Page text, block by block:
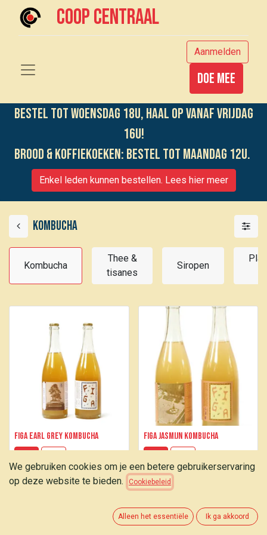
Coop centraal
Aanmelden
Doe mee
Bestel tot woensdag 18u, haal op vanaf vrijdag
16u!
Brood & koffiekoeken: bestel tot maandag 12u.
Enkel leden kunnen bestellen. Lees hier meer
Kombucha
Kombucha
Thee &
tisanes
Siropen
Figa Earl Grey Kombucha
12,00 €
Figa Jasmijn Kombucha
12,00€
We gebruiken cookies om je een betere gebruikerservaring
op deze website te bieden.
Cookiebeleid
Alleen het essentiële Ik ga akkoord